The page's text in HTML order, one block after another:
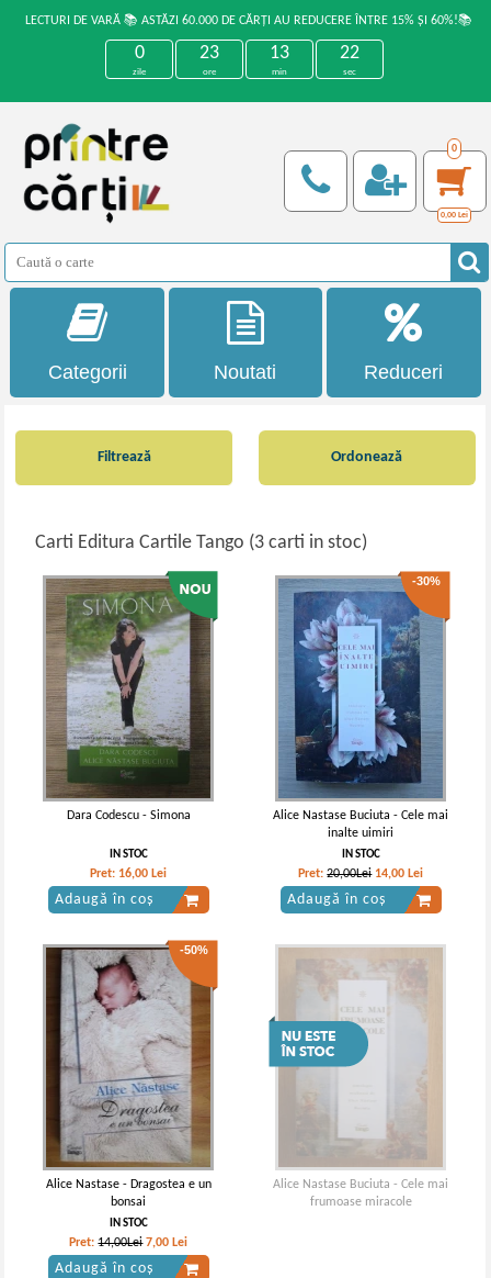
LECTURI DE VARĂ 📚 ASTĂZI 60.000 DE CĂRȚI AU REDUCERE ÎNTRE 15% ȘI 60%!📚
0
zile
23
ore
13
min
21
sec
0
0,00 Lei
Categorii Noutati Reduceri
Filtrează
Carti Editura Cartile Tango (3 carti in stoc)
Ordonează
Dara Codescu - Simona
IN STOC
Pret: 16,00 Lei
Adaugă în coș
-30%
Alice Nastase Buciuta - Cele mai
inalte uimiri
IN STOC
Pret:20,00Lei 14,00 Lei
Adaugă în coș
-50%
Alice Nastase - Dragostea e un
bonsai
IN STOC
Pret:14,00Lei 7,00 Lei
Adaugă în coș
Alice Nastase Buciuta - Cele mai
frumoase miracole